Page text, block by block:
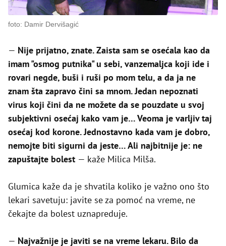
foto: Damir Dervišagić
— Nije prijatno, znate. Zaista sam se osećala kao da
imam "osmog putnika" u sebi, vanzemaljca koji ide i
rovari negde, buši i ruši po mom telu, a da ja ne
znam šta zapravo čini sa mnom. Jedan nepoznati
virus koji čini da ne možete da se pouzdate u svoj
subjektivni osećaj kako vam je… Veoma je varljiv taj
osećaj kod korone. Jednostavno kada vam je dobro,
nemojte biti sigurni da jeste… Ali najbitnije je: ne
zapuštajte bolest — kaže Milica Milša.
Glumica kaže da je shvatila koliko je važno ono što
lekari savetuju: javite se za pomoć na vreme, ne
čekajte da bolest uznapreduje.
— Najvažnije je javiti se na vreme lekaru. Bilo da